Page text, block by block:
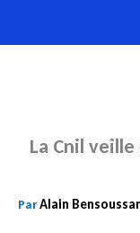
au
La Cnil
ParAlain